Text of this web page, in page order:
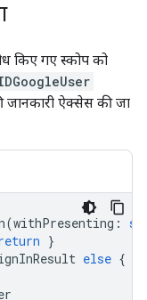
किए गए स्कोप को
जानकारी ऐक्सेस की जा
(withPresenting :
}
else {